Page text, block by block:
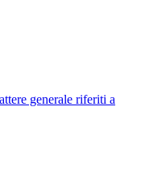
generale riferiti a